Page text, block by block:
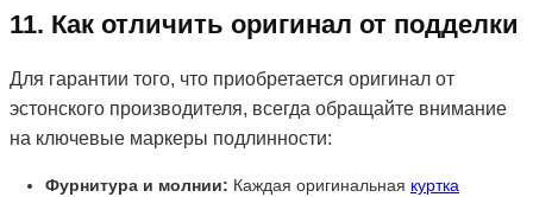
11. Как отличить оригинал от подделки
Для гарантии того, что приобретается оригинал от
эстонского производителя, всегда обращайте внимание
на ключевые маркеры подлинности:
Фурнитура и молнии: Каждая оригинальная куртка